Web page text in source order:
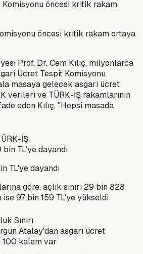
öncesi kritik rakam ortaya
Prof. Dr. Cem Kılıç, milyonlarca
Ücret Tespit Komisyonu
masaya gelecek asgari ücret
verileri ve TÜRK-İŞ rakamlarının
eden Kılıç, "Hepsi masada
İŞ
TL'ye dayandı
göre, açlık sınırı 29 bin 828
ise 97 bin 159 TL'ye yükseldi
Sınırı